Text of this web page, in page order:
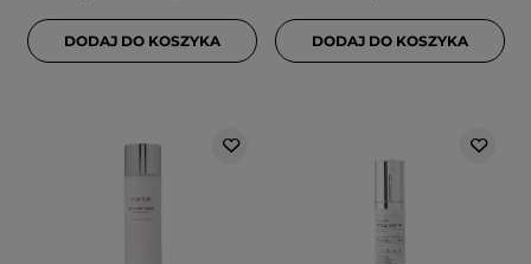
DODAJ DO KOSZYKA DODAJ DO KOSZYKA